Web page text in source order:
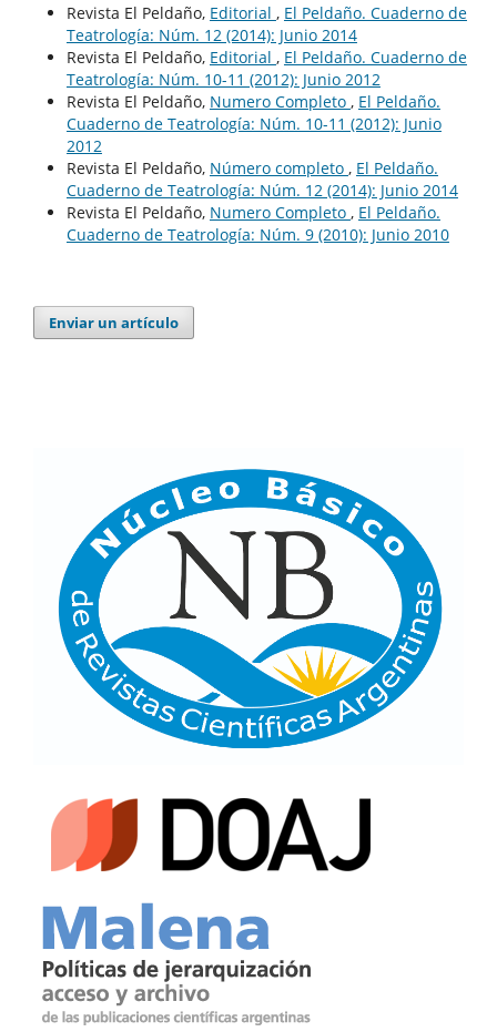
Revista El Peldaño, Editorial , El Peldaño. Cuaderno de
Teatrología: Núm. 12 (2014): Junio 2014
Revista El Peldaño, Editorial , El Peldaño. Cuaderno de
Teatrología: Núm. 10-11 (2012): Junio 2012
Revista El Peldaño, Numero Completo , El Peldaño.
Cuaderno de Teatrología: Núm. 10-11 (2012): Junio
2012
Revista El Peldaño, Número completo , El Peldaño.
Cuaderno de Teatrología: Núm. 12 (2014): Junio 2014
Revista El Peldaño, Numero Completo , El Peldaño.
Cuaderno de Teatrología: Núm. 9 (2010): Junio 2010
Enviar un artículo